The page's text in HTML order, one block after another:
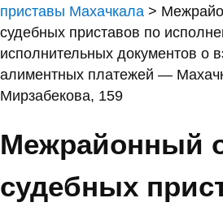
приставы Махачкала >
судебных приставов по
исполнительных документов о
алиментных платежей —
Мирзабекова, 159
Межрайонный
судебных